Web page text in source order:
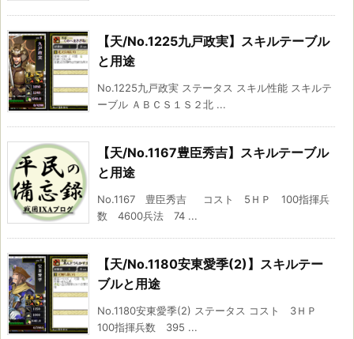
【天/No.1225九戸政実】スキルテーブル
と用途
No.1225九戸政実 ステータス スキル性能 スキルテ
ーブル ＡＢＣＳ１Ｓ２北 ...
【天/No.1167豊臣秀吉】スキルテーブル
と用途
No.1167 豊臣秀吉 コスト 5ＨＰ 100指揮兵
数 4600兵法 74 ...
【天/No.1180安東愛季(2)】スキルテー
ブルと用途
No.1180安東愛季(2) ステータス コスト 3ＨＰ
100指揮兵数 395 ...